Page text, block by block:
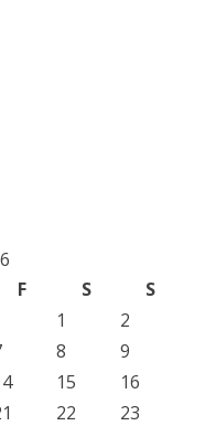
F S
S
1
2
8
9
15
16
22
23